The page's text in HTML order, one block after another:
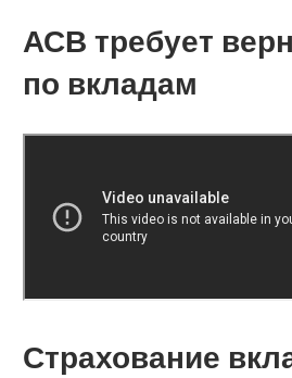
АСВ требует
по вкладам
Страхование